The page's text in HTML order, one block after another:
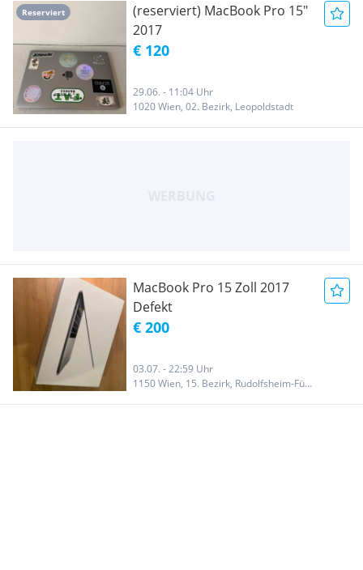
Reserviert
(reserviert) MacBook Pro 15"
2017
€ 120
29.06. - 11:04 Uhr
1020 Wien, 02. Bezirk, Leopoldstadt
MacBook Pro 15 Zoll 2017
Defekt
€ 200
03.07. - 22:59 Uhr
1150 Wien, 15. Bezirk, Rudolfsheim-Fünfhaus